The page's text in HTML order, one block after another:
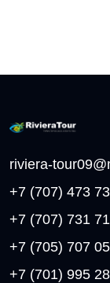
riviera-
+7 (707) 473
+7 (707) 731
+7 (705) 707
+7 (701) 995